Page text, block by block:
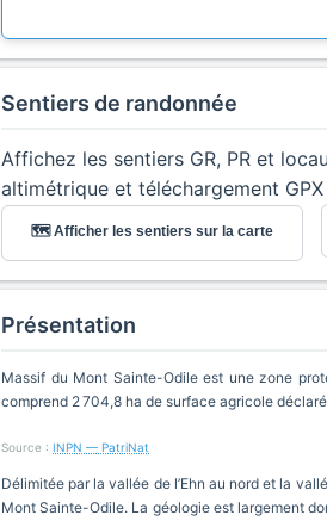
Sentiers de randonnée
Affichez les sentiers GR, PR et
altimétrique et téléchargement
🗺️ Afficher les sentiers sur la carte
Présentation
Massif du Mont Sainte-Odile est une zone
comprend 2 704,8 ha de surface agricole
Source : INPN — PatriNat
Délimitée par la vallée de l’Ehn au nord et la
Mont Sainte-Odile. La géologie est largement